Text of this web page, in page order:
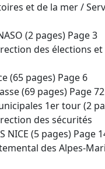
et de la mer /
(2 pages) Page 3
des élections et
(65 pages) Page 6
(69 pages) Page 72
1er tour (2
des sécurités
NICE (5 pages) Page
des Alpes-